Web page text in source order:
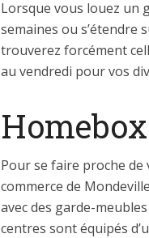
Lorsque vous louez un
semaines ou s’étendre
trouverez forcément
au vendredi pour vos
Homebox
Pour se faire proche de
commerce de
avec des garde-
centres sont équipés